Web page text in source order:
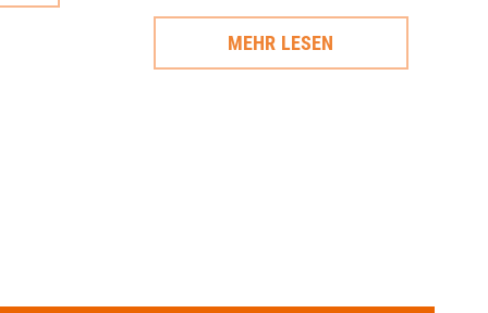
MEHR LESEN